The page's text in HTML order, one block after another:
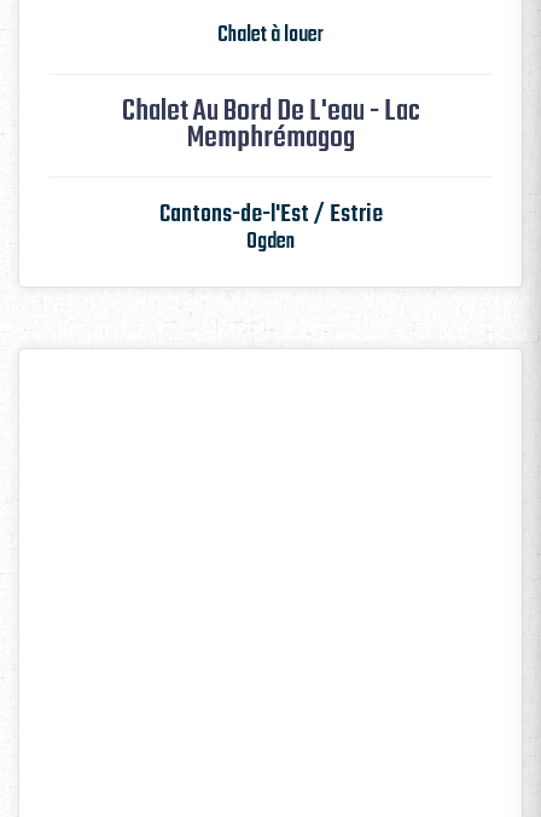
Chalet à louer
Chalet Au Bord De L'eau - Lac
Memphrémagog
Cantons-de-l'Est / Estrie
Ogden